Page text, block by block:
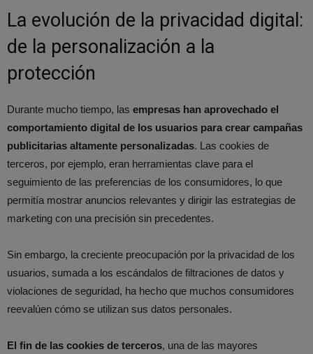
La evolución de la privacidad digital:
de la personalización a la
protección
Durante mucho tiempo, las empresas han aprovechado el
comportamiento digital de los usuarios para crear campañas
publicitarias altamente personalizadas. Las cookies de
terceros, por ejemplo, eran herramientas clave para el
seguimiento de las preferencias de los consumidores, lo que
permitía mostrar anuncios relevantes y dirigir las estrategias de
marketing con una precisión sin precedentes.
Sin embargo, la creciente preocupación por la privacidad de los
usuarios, sumada a los escándalos de filtraciones de datos y
violaciones de seguridad, ha hecho que muchos consumidores
reevalúen cómo se utilizan sus datos personales.
El fin de las cookies de terceros, una de las mayores